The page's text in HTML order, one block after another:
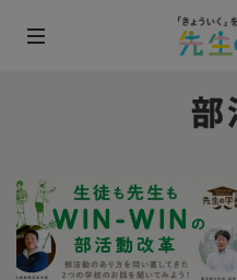
メ
開
閉
す
部